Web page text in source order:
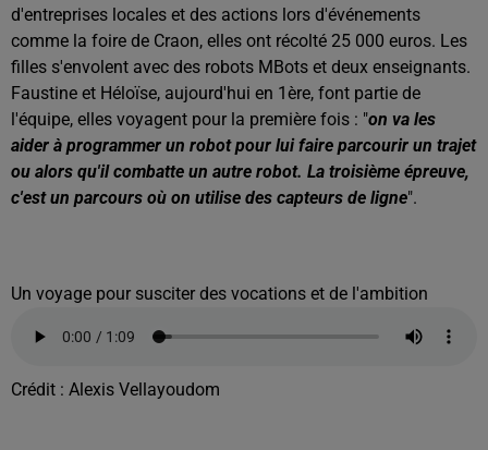
d'entreprises locales et des actions lors d'événements
comme la foire de Craon, elles ont récolté 25 000 euros. Les
filles s'envolent avec des robots MBots et deux enseignants.
Faustine et Héloïse, aujourd'hui en 1ère, font partie de
l'équipe, elles voyagent pour la première fois : "on va les
aider à programmer un robot pour lui faire parcourir un trajet
ou alors qu'il combatte un autre robot. La troisième épreuve,
c'est un parcours où on utilise des capteurs de ligne".
Un voyage pour susciter des vocations et de l'ambition
Crédit : Alexis Vellayoudom